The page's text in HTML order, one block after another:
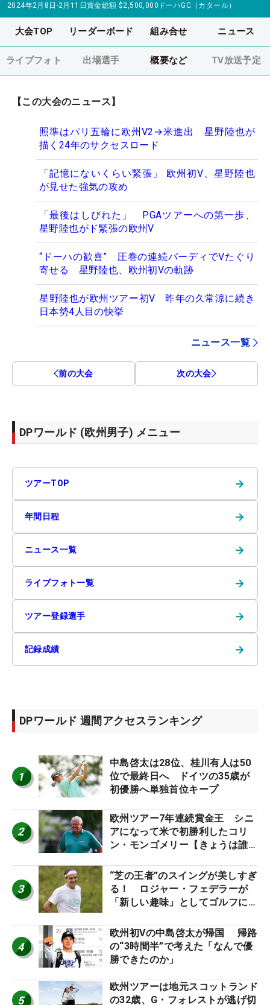
2024年2月8日-2月11日賞金総額 $2,500,000 ドーハGC（カタール）
大会TOP リーダーボード 組み合せ ニュース
ライブフォト 出場選手 概要など TV放送予定
【この大会のニュース】
照準はパリ五輪に欧州V2→米進出 星野陸也が
描く24年のサクセスロード
「記憶にないくらい緊張」 欧州初V、星野陸也
が見せた強気の攻め
「最後はしびれた」 PGAツアーへの第一歩、
星野陸也がド緊張の欧州V
“ドーハの歓喜” 圧巻の連続バーディでVたぐり
寄せる 星野陸也、欧州初Vの軌跡
星野陸也が欧州ツアー初V 昨年の久常涼に続き
日本勢4人目の快挙
ニュース一覧
前の大会 次の大会
DPワールド (欧州男子) メニュー
ツアーTOP →
年間日程 →
ニュース一覧 →
ライブフォト一覧 →
ツアー登録選手 →
記録成績 →
DPワールド 週間アクセスランキング
1
中島啓太は28位、桂川有人は50
位で最終日へ ドイツの35歳が
初優勝へ単独首位キープ
2
欧州ツアー7年連続賞金王 シニ
アになって米で初勝利したコリ
ン・モンゴメリー【きょうは誰の
3
“芝の王者”のスイングが美しすぎ
る！ ロジャー・フェデラーが
「新しい趣味」としてゴルフに挑
4
欧州初Vの中島啓太が帰国 帰路
の“3時間半”で考えた「なんで優
勝できたのか」
5
欧州ツアーは地元スコットランド
の32歳、G・フォレストが逃げ切